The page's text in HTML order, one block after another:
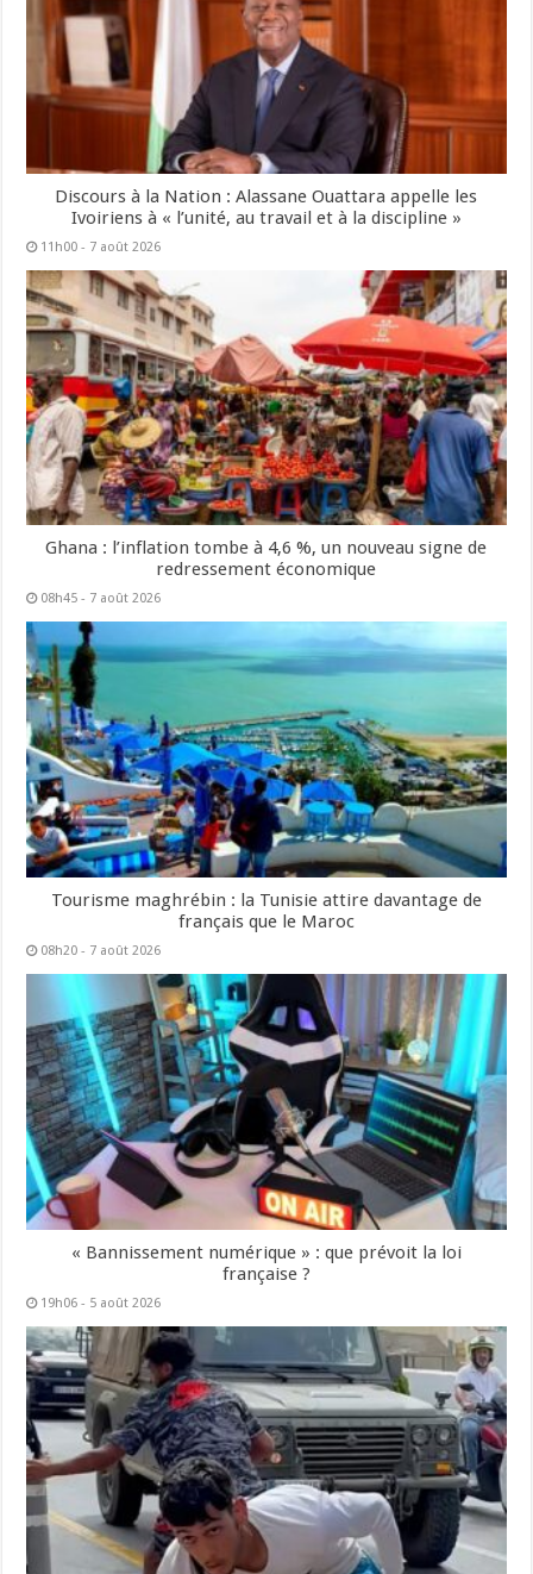
Discours à la Nation : Alassane Ouattara appelle les
Ivoiriens à « l’unité, au travail et à la discipline »
11h00 - 7 août 2026
Ghana : l’inflation tombe à 4,6 %, un nouveau signe de
redressement économique
08h45 - 7 août 2026
Tourisme maghrébin : la Tunisie attire davantage de
français que le Maroc
08h20 - 7 août 2026
« Bannissement numérique » : que prévoit la loi
française ?
19h06 - 5 août 2026